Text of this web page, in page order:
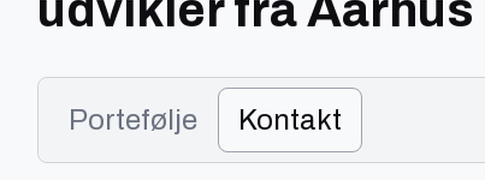
Portefølje Kontakt